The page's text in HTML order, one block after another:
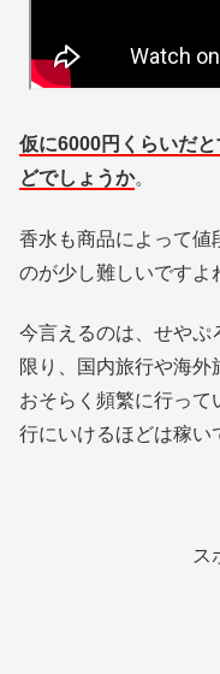
仮に6000円くらいだ
どでしょうか。
香水も商品によって値
のが少し難しいですよ
今言えるのは、せやぷ
限り、国内旅行や海外
おそらく頻繁に行って
行にいけるほどは稼い
ス